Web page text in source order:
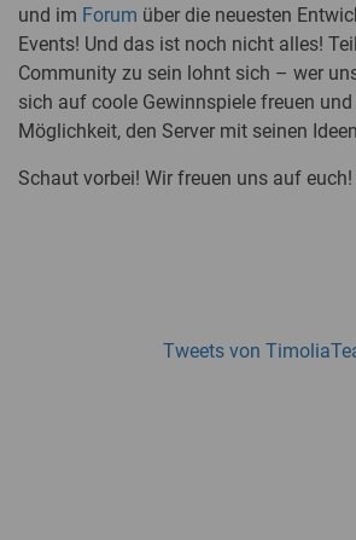
und im Forum über die neuesten
Events! Und das ist noch nicht alles!
Community zu sein lohnt sich – wer
sich auf coole Gewinnspiele freuen
Möglichkeit, den Server mit seinen
Schaut vorbei! Wir freuen uns auf euch!
Tweets von